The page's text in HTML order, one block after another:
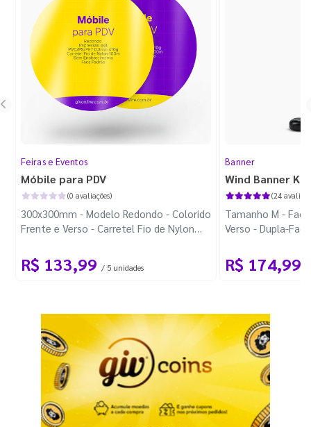
Feiras e Eventos
Móbile para PDV
(0 avaliações)
300x300mm - Modelo Redondo - Colorido
Frente e Verso - Carretel Fio de Nylon
R$ 133,99 / 5 unidades
Banner
Wind Banner
(24
Tamanho M -
Verso - Dupla-
R$ 174,99